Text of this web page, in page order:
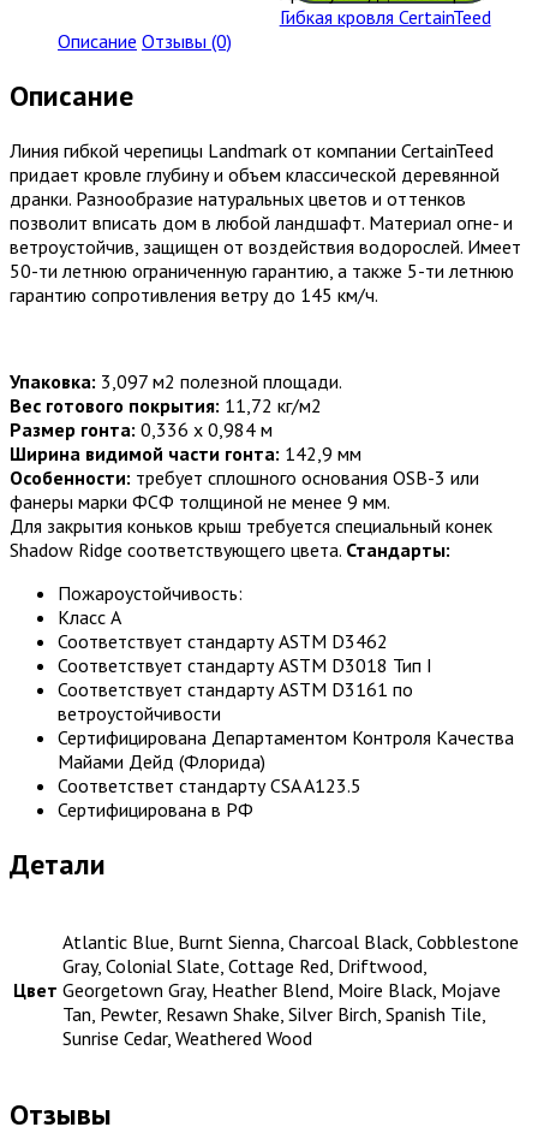
Гибкая кровля CertainTeed
Описание Отзывы (0)
Описание
Линия гибкой черепицы Landmark от компании CertainTeed
придает кровле глубину и объем классической деревянной
дранки. Разнообразие натуральных цветов и оттенков
позволит вписать дом в любой ландшафт. Материал огне- и
ветроустойчив, защищен от воздействия водорослей. Имеет
50-ти летнюю ограниченную гарантию, а также 5-ти летнюю
гарантию сопротивления ветру до 145 км/ч.
Упаковка: 3,097 м2 полезной площади.
Вес готового покрытия: 11,72 кг/м2
Размер гонта: 0,336 х 0,984 м
Ширина видимой части гонта: 142,9 мм
Особенности: требует сплошного основания OSB-3 или
фанеры марки ФСФ толщиной не менее 9 мм.
Для закрытия коньков крыш требуется специальный конек
Shadow Ridge соответствующего цвета. Стандарты:
Пожароустойчивость:
Класс А
Соответствует стандарту ASTM D3462
Соответствует стандарту ASTM D3018 Тип I
Соответствует стандарту ASTM D3161 по
ветроустойчивости
Сертифицирована Департаментом Контроля Качества
Майами Дейд (Флорида)
Соответствет стандарту CSA A123.5
Сертифицирована в РФ
Детали
Цвет
Atlantic Blue, Burnt Sienna, Charcoal Black, Cobblestone
Gray, Colonial Slate, Cottage Red, Driftwood,
Georgetown Gray, Heather Blend, Moire Black, Mojave
Tan, Pewter, Resawn Shake, Silver Birch, Spanish Tile,
Sunrise Cedar, Weathered Wood
Отзывы